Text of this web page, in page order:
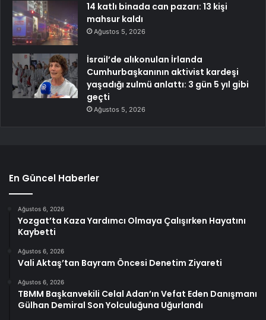
14 katlı binada can pazarı: 13 kişi
mahsur kaldı
Ağustos 5, 2026
İsrail’de alıkonulan İrlanda
Cumhurbaşkanının aktivist kardeşi
yaşadığı zulmü anlattı: 3 gün 5 yıl gibi
geçti
Ağustos 5, 2026
En Güncel Haberler
Ağustos 6, 2026
Yozgat’ta Kaza Yardımcı Olmaya Çalışırken Hayatını
Kaybetti
Ağustos 6, 2026
Vali Aktaş’tan Bayram Öncesi Denetim Ziyareti
Ağustos 6, 2026
TBMM Başkanvekili Celal Adan’ın Vefat Eden Danışmanı
Gülhan Demiral Son Yolculuğuna Uğurlandı